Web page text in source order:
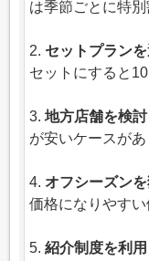
は季節ごとに特別
2. セットプラン
セットにすると
3. 地方店舗を検討
が安いケースがあ
4. オフシーズンを
価格になりやすい
5. 紹介制度を利用